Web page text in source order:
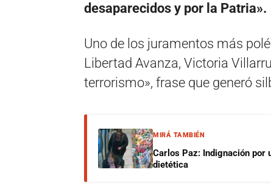
desaparecidos y por la Patria».
Uno de los juramentos más
Libertad Avanza, Victoria
terrorismo», frase que generó
MIRÁ TAMBIÉN
Carlos Paz: Indignación por
dietética